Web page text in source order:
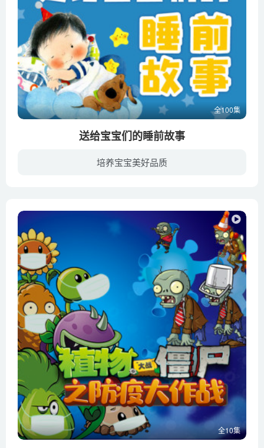
全100集
送给宝宝们的睡前故事
培养宝宝美好品质
全10集